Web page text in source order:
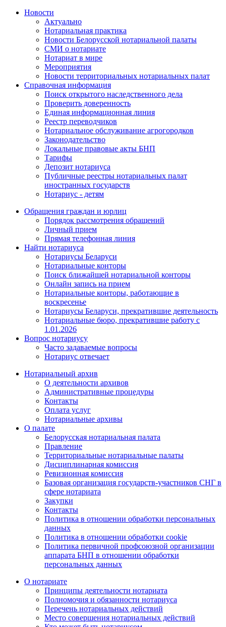
Новости
Актуально
Нотариальная практика
Новости Белорусской нотариальной палаты
СМИ о нотариате
Нотариат в мире
Мероприятия
Новости территориальных нотариальных палат
Справочная информация
Поиск открытого наследственного дела
Проверить доверенность
Единая информационная линия
Реестр переводчиков
Нотариальное обслуживание агрогородков
Законодательство
Локальные правовые акты БНП
Тарифы
Депозит нотариуса
Публичные реестры нотариальных палат
иностранных государств
Нотариус - детям
Обращения граждан и юрлиц
Порядок рассмотрения обращений
Личный прием
Прямая телефонная линия
Найти нотариуса
Нотариусы Беларуси
Нотариальные конторы
Поиск ближайшей нотариальной конторы
Онлайн запись на прием
Нотариальные конторы, работающие в
воскресенье
Нотариусы Беларуси, прекратившие деятельность
Нотариальные бюро, прекратившие работу с
1.01.2026
Вопрос нотариусу
Часто задаваемые вопросы
Нотариус отвечает
Нотариальный архив
О деятельности архивов
Административные процедуры
Контакты
Оплата услуг
Нотариальные архивы
О палате
Белорусская нотариальная палата
Правление
Территориальные нотариальные палаты
Дисциплинарная комиссия
Ревизионная комиссия
Базовая организация государств-участников СНГ в
сфере нотариата
Закупки
Контакты
Политика в отношении обработки персональных
данных
Политика в отношении обработки cookie
Политика первичной профсоюзной организации
аппарата БНП в отношении обработки
персональных данных
О нотариате
Принципы деятельности нотариата
Полномочия и обязанности нотариуса
Перечень нотариальных действий
Место совершения нотариальных действий